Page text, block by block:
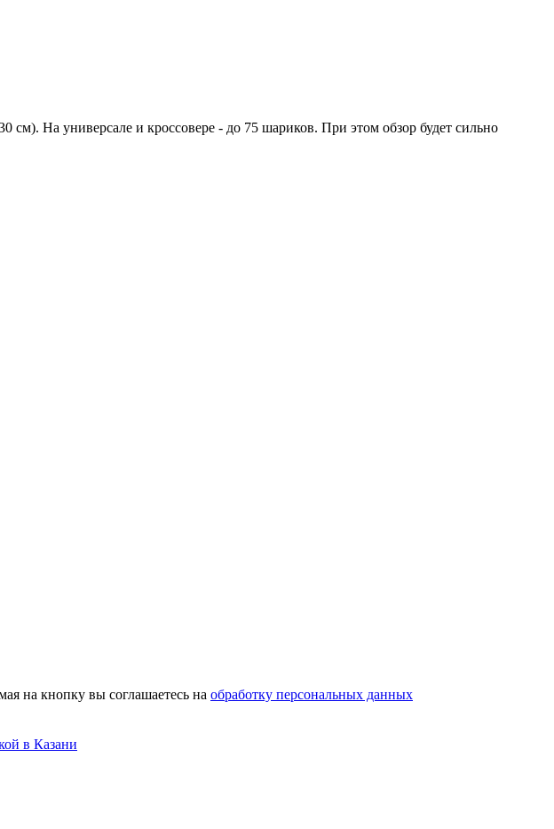
На универсале и кроссовере - до 75 шариков. При этом обзор будет сильно
на кнопку вы соглашаетесь на обработку персональных данных